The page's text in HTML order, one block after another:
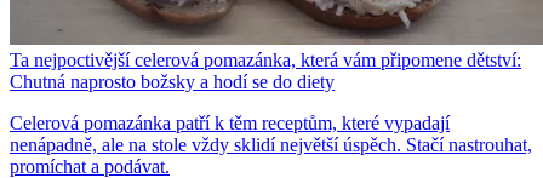
Ta nejpoctivější celerová pomazánka, která vám připomene dětství:
Chutná naprosto božsky a hodí se do diety
Celerová pomazánka patří k těm receptům, které vypadají
nenápadně, ale na stole vždy sklidí největší úspěch. Stačí nastrouhat,
promíchat a podávat.